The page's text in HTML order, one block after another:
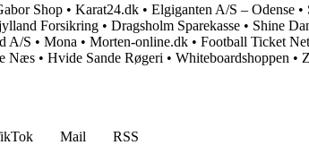
Shop • Karat24.dk • Elgiganten A/S – Odense •
Forsikring • Dragsholm Sparekasse • Shine
A/S • Mona • Morten-online.dk • Football Ticket Net
Næs • Hvide Sande Røgeri • Whiteboardshoppen •
Mail
RSS